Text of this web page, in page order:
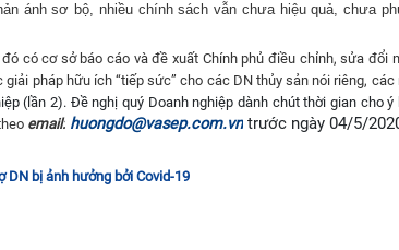
ánh sơ bộ, nhiều chính sách vẫn chưa hiệu quả, chưa
có cơ sở báo cáo và đề xuất Chính phủ điều chỉnh, sửa đổi
pháp hữu ích “tiếp sức” cho các DN thủy sản nói riêng, các
(lần 2). Đề nghị quý Doanh nghiệp dành chút thời gian cho
email: huongdo@vasep.com.vn trước ngày 04/5/
DN bị ảnh hưởng bởi Covid-19